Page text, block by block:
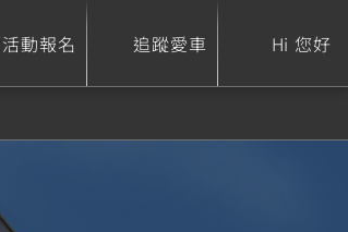
活動報名 追蹤愛車 Hi 您好
Heritage